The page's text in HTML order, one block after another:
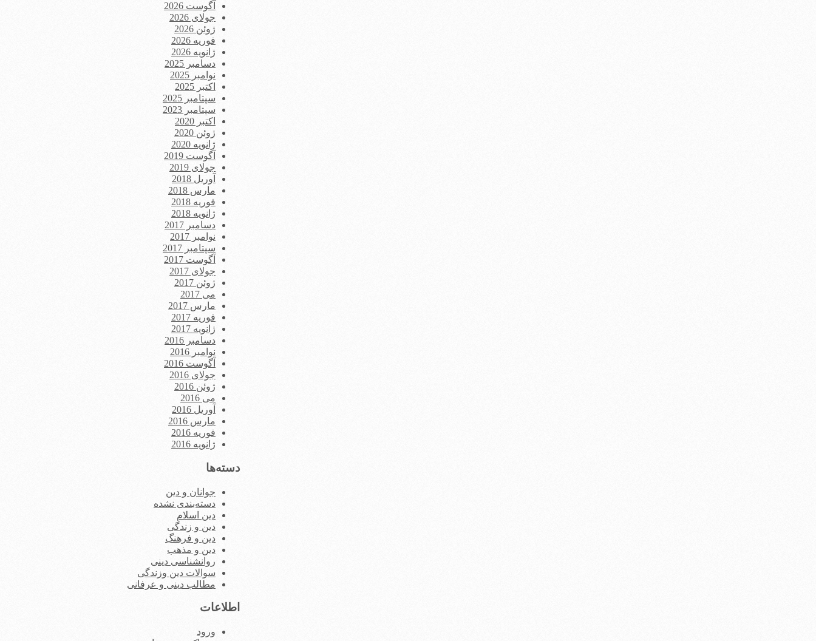
آگوست 2026
جولای 2026
ژوئن 2026
فوریه 2026
ژانویه 2026
دسامبر 2025
نوامبر 2025
اکتبر 2025
سپتامبر 2025
سپتامبر 2023
اکتبر 2020
ژوئن 2020
ژانویه 2020
آگوست 2019
جولای 2019
آوریل 2018
مارس 2018
فوریه 2018
ژانویه 2018
دسامبر 2017
نوامبر 2017
سپتامبر 2017
آگوست 2017
جولای 2017
ژوئن 2017
می 2017
مارس 2017
فوریه 2017
ژانویه 2017
دسامبر 2016
نوامبر 2016
آگوست 2016
جولای 2016
ژوئن 2016
می 2016
آوریل 2016
مارس 2016
فوریه 2016
ژانویه 2016
دسته‌ها
جوانان و دین
دسته‌بندی نشده
دین اسلام
دین و زندگی
دین و فرهنگ
دین و مذهب
روانشناسی دینی
سوالات دین وزندگی
مطالب دینی و عرفانی
اطلاعات
ورود